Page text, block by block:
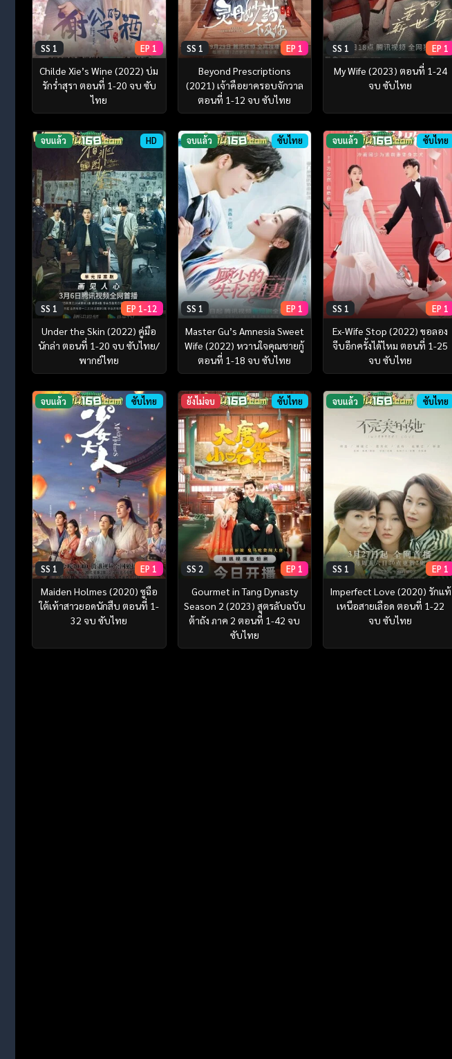
SS 1 EP 1
Childe Xie’s Wine (2022) บ่ม
รักร่ำสุรา ตอนที่ 1-20 จบ ซับ
ไทย
SS 1 EP 1
Beyond Prescriptions
(2021) เจ้าคือยาครอบจักวาล
ตอนที่ 1-12 จบ ซับไทย
SS 1 EP 1
My Wife (2023) ตอนที่ 1-24
จบ ซับไทย
จบแล้ว HD
SS 1 EP 1-12
Under the Skin (2022) คู่มือ
นักล่า ตอนที่ 1-20 จบ ซับไทย/
พากย์ไทย
จบแล้ว ซับไทย
SS 1 EP 1
Master Gu’s Amnesia Sweet
Wife (2022) หวานใจคุณชายกู้
ตอนที่ 1-18 จบ ซับไทย
จบแล้ว ซับไทย
SS 1 EP 1
Ex-Wife Stop (2022) ขอลอง
จีบอีกครั้งได้ไหม ตอนที่ 1-25
จบ ซับไทย
จบแล้ว ซับไทย
SS 1 EP 1
Maiden Holmes (2020) ซูฉือ
ใต้เท้าสาวยอดนักสืบ ตอนที่ 1-
32 จบ ซับไทย
ยังไม่จบ ซับไทย
SS 2 EP 1
Gourmet in Tang Dynasty
Season 2 (2023) สูตรลับฉบับ
ต้าถัง ภาค 2 ตอนที่ 1-42 จบ
ซับไทย
จบแล้ว ซับไทย
SS 1 EP 1
Imperfect Love (2020) รักแท้
เหนือสายเลือด ตอนที่ 1-22
จบ ซับไทย